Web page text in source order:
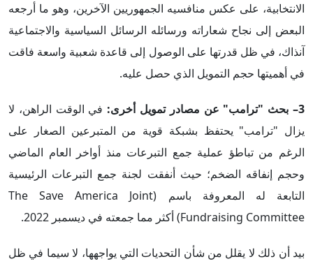
الانتخابية، على عكس منافسيه الجمهوريين الآخرين، وهو ما أرجعه
البعض إلى نجاح شعاراته ورسائله الرسائل السياسية والاجتماعية
آنذاك، في ظل قدرتها على الوصول إلى قاعدة شعبية واسعة فاقت
في أهميتها حجم التمويل الذي حصل عليه.
3– بحث "ترامب" عن مصادر تمويل أخرى: في الوقت الراهن، لا
يزال "ترامب" يحتفظ بشبكة قوية من المتبرعين الصغار على
الرغم من تباطؤ عملية جمع التبرعات منذ أواخر العام الماضي
وحجم إنفاقه الضخم؛ حيث أنفقت لجنة جمع التبرعات الرئيسية
التابعة له المعروفة باسم (The Save America Joint
Fundraising Committee) أكثر مما جمعته في ديسمبر 2022.
بيد أن ذلك لا يقلل من شأن التحديات التي يواجهها، لا سيما في ظل